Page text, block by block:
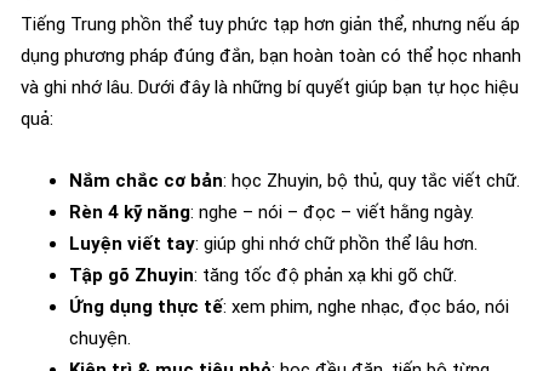
Tiếng Trung phồn thể tuy phức tạp hơn giản thể, nhưng nếu áp
dụng phương pháp đúng đắn, bạn hoàn toàn có thể học nhanh
và ghi nhớ lâu. Dưới đây là những bí quyết giúp bạn tự học hiệu
quả:
Nắm chắc cơ bản: học Zhuyin, bộ thủ, quy tắc viết chữ.
Rèn 4 kỹ năng: nghe – nói – đọc – viết hằng ngày.
Luyện viết tay: giúp ghi nhớ chữ phồn thể lâu hơn.
Tập gõ Zhuyin: tăng tốc độ phản xạ khi gõ chữ.
Ứng dụng thực tế: xem phim, nghe nhạc, đọc báo, nói
chuyện.